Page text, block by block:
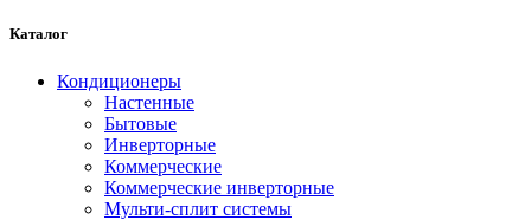
Каталог
Кондиционеры
Настенные
Бытовые
Инверторные
Коммерческие
Коммерческие инверторные
Мульти-сплит системы